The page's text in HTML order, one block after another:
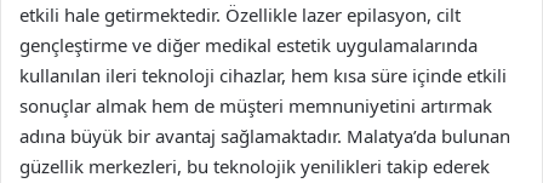
etkili hale getirmektedir. Özellikle lazer epilasyon, cilt
gençleştirme ve diğer medikal estetik uygulamalarında
kullanılan ileri teknoloji cihazlar, hem kısa süre içinde etkili
sonuçlar almak hem de müşteri memnuniyetini artırmak
adına büyük bir avantaj sağlamaktadır. Malatya’da bulunan
güzellik merkezleri, bu teknolojik yenilikleri takip ederek